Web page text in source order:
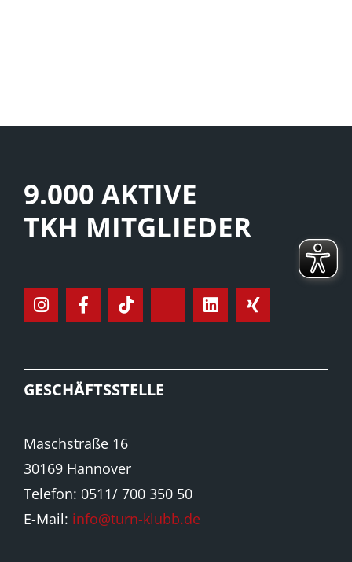
9.000 AKTIVE
TKH MITGLIEDER
GESCHÄFTSSTELLE
Maschstraße 16
30169 Hannover
Telefon: 0511/ 700 350 50
E-Mail: info@turn-klubb.de